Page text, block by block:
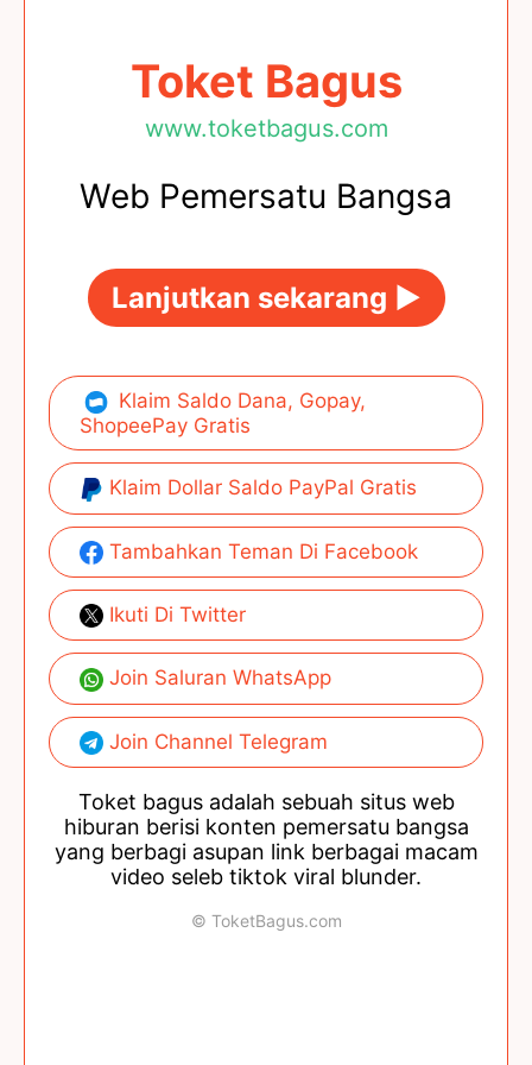
Toket Bagus
www.toketbagus.com
Web Pemersatu Bangsa
Lanjutkan sekarang ►
Klaim Saldo Dana, Gopay,
ShopeePay Gratis
Klaim Dollar Saldo PayPal Gratis
Tambahkan Teman Di Facebook
Ikuti Di Twitter
Join Saluran WhatsApp
Join Channel Telegram
Toket bagus adalah sebuah situs web
hiburan berisi konten pemersatu bangsa
yang berbagi asupan link berbagai macam
video seleb tiktok viral blunder.
© ToketBagus.com